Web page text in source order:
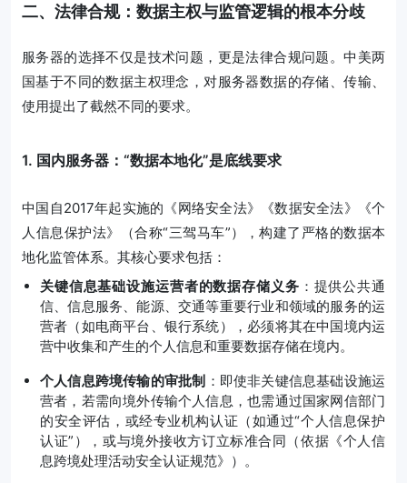
二、法律合规：数据主权与监管逻辑的根本分歧
服务器的选择不仅是技术问题，更是法律合规问题。中美两
国基于不同的数据主权理念，对服务器数据的存储、传输、
使用提出了截然不同的要求。
1. 国内服务器：“数据本地化”是底线要求
中国自2017年起实施的《网络安全法》《数据安全法》《个
人信息保护法》（合称“三驾马车”），构建了严格的数据本
地化监管体系。其核心要求包括：
关键信息基础设施运营者的数据存储义务 ：提供公共通
信、信息服务、能源、交通等重要行业和领域的服务的运
营者（如电商平台、银行系统），必须将其在中国境内运
营中收集和产生的个人信息和重要数据存储在境内。
个人信息跨境传输的审批制 ：即使非关键信息基础设施运
营者，若需向境外传输个人信息，也需通过国家网信部门
的安全评估，或经专业机构认证（如通过“个人信息保护
认证”），或与境外接收方订立标准合同（依据《个人信
息跨境处理活动安全认证规范》）。